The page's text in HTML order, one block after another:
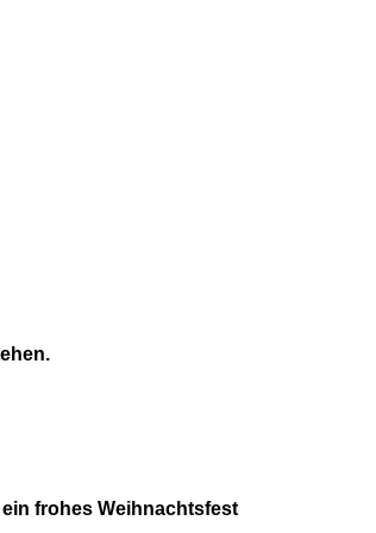
frohes Weihnachtsfest